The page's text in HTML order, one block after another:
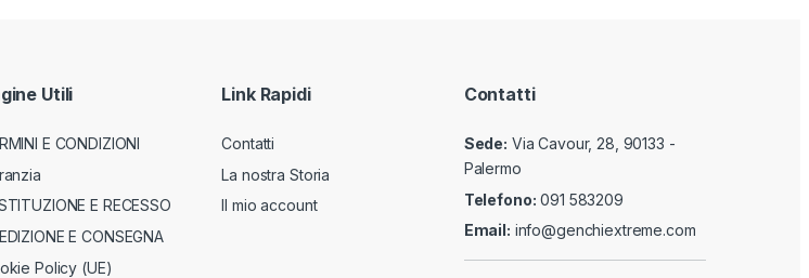
Utili
E CONDIZIONI
E RECESSO
E CONSEGNA
Policy (UE)
Link Rapidi
Contatti
La nostra Storia
Il mio account
Contatti
Sede: Via Cavour, 28, 90133 -
Palermo
Telefono: 091 583209
Email: info@genchiextreme.com